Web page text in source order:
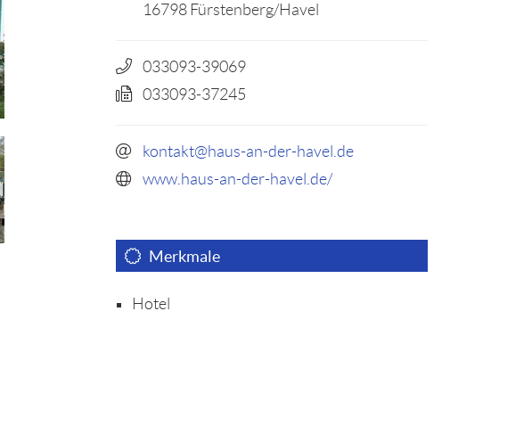
16798 Fürstenberg/Havel
033093-39069
033093-37245
kontakt@haus-an-der-havel.de
www.haus-an-der-havel.de/
Merkmale
Hotel